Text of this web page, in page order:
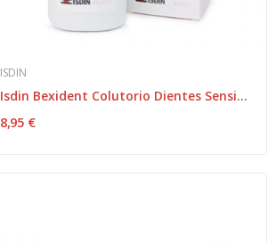
ISDIN
Isdin Bexident Colutorio Dientes Sensibles 500 ml
8,95 €